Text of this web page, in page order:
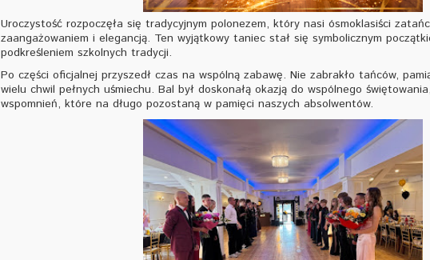
Uroczystość rozpoczęła się tradycyjnym polonezem, który nasi ósmoklasiści
zaangażowaniem i elegancją. Ten wyjątkowy taniec stał się symbolicznym
podkreśleniem szkolnych tradycji.
Po części oficjalnej przyszedł czas na wspólną zabawę. Nie zabrakło tańców,
wielu chwil pełnych uśmiechu. Bal był doskonałą okazją do wspólnego
wspomnień, które na długo pozostaną w pamięci naszych absolwentów.